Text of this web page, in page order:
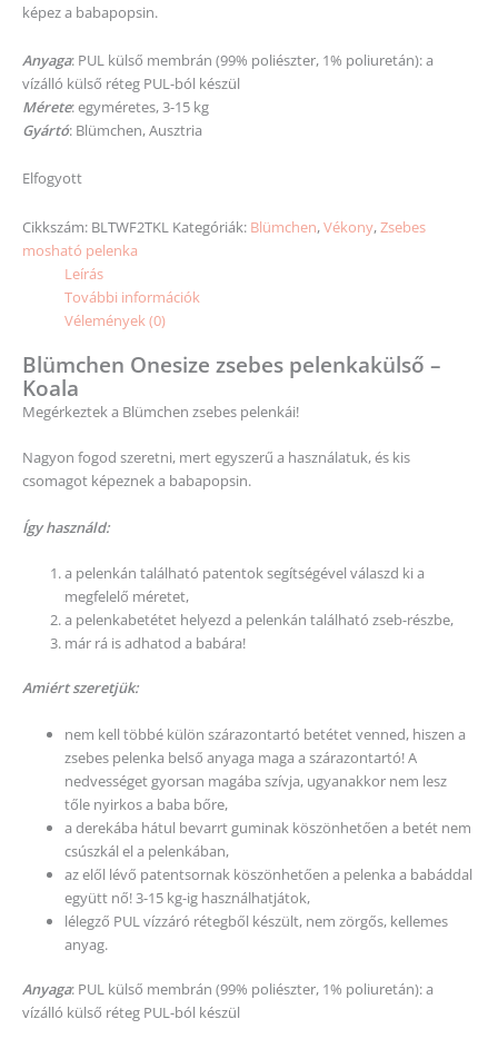
képez a babapopsin.
Anyaga: PUL külső membrán (99% poliészter, 1% poliuretán): a
vízálló külső réteg PUL-ból készül
Mérete: egyméretes, 3-15 kg
Gyártó: Blümchen, Ausztria
Elfogyott
Cikkszám: BLTWF2TKL Kategóriák: Blümchen,Vékony,Zsebes
mosható pelenka
Leírás
További információk
Vélemények (0)
Blümchen Onesize zsebes pelenkakülső –
Koala
Megérkeztek a Blümchen zsebes pelenkái!
Nagyon fogod szeretni, mert egyszerű a használatuk, és kis
csomagot képeznek a babapopsin.
Így használd:
a pelenkán található patentok segítségével válaszd ki a
megfelelő méretet,
a pelenkabetétet helyezd a pelenkán található zseb-részbe,
már rá is adhatod a babára!
Amiért szeretjük:
nem kell többé külön szárazontartó betétet venned, hiszen a
zsebes pelenka belső anyaga maga a szárazontartó! A
nedvességet gyorsan magába szívja, ugyanakkor nem lesz
tőle nyirkos a baba bőre,
a derekába hátul bevarrt guminak köszönhetően a betét nem
csúszkál el a pelenkában,
az elől lévő patentsornak köszönhetően a pelenka a babáddal
együtt nő! 3-15 kg-ig használhatjátok,
lélegző PUL vízzáró rétegből készült, nem zörgős, kellemes
anyag.
Anyaga: PUL külső membrán (99% poliészter, 1% poliuretán): a
vízálló külső réteg PUL-ból készül